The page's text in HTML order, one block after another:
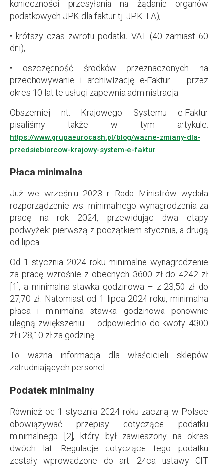
konieczności przesyłania na żądanie organów
podatkowych JPK dla faktur tj. JPK_FA),
• krótszy czas zwrotu podatku VAT (40 zamiast 60
dni),
• oszczędność środków przeznaczonych na
przechowywanie i archiwizację e-Faktur – przez
okres 10 lat te usługi zapewnia administracja.
Obszerniej nt. Krajowego Systemu e-Faktur
pisaliśmy także w tym artykule:
https://www.grupaeurocash.pl/blog/wazne-zmiany-dla-
przedsiebiorcow-krajowy-system-e-faktur
Płaca minimalna
Już we wrześniu 2023 r. Rada Ministrów wydała
rozporządzenie ws. minimalnego wynagrodzenia za
pracę na rok 2024, przewidując dwa etapy
podwyżek: pierwszą z początkiem stycznia, a drugą
od lipca.
Od 1 stycznia 2024 roku minimalne wynagrodzenie
za pracę wzrośnie z obecnych 3600 zł do 4242 zł
[1], a minimalna stawka godzinowa – z 23,50 zł do
27,70 zł. Natomiast od 1 lipca 2024 roku, minimalna
płaca i minimalna stawka godzinowa ponownie
ulegną zwiększeniu — odpowiednio do kwoty 4300
zł i 28,10 zł za godzinę.
To ważna informacja dla właścicieli sklepów
zatrudniających personel.
Podatek minimalny
Również od 1 stycznia 2024 roku zaczną w Polsce
obowiązywać przepisy dotyczące podatku
minimalnego [2], który był zawieszony na okres
dwóch lat. Regulacje dotyczące tego podatku
zostały wprowadzone do art. 24ca ustawy CIT